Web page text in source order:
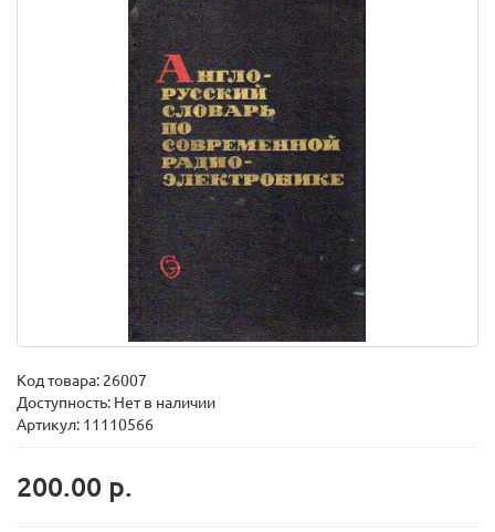
Код товара: 26007
Доступность: Нет в наличии
Артикул: 11110566
200.00 р.